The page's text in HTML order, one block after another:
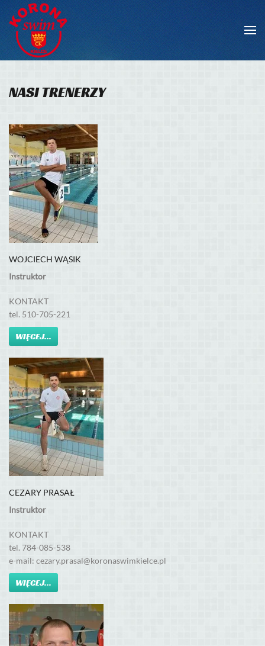
Skip to main content
NASI TRENERZY
WOJCIECH WĄSIK
Instruktor
KONTAKT
tel. 510-705-221
WIĘCEJ...
CEZARY PRASAŁ
Instruktor
KONTAKT
tel. 784-085-538
e-mail: cezary.prasal@koronaswimkielce.pl
WIĘCEJ...